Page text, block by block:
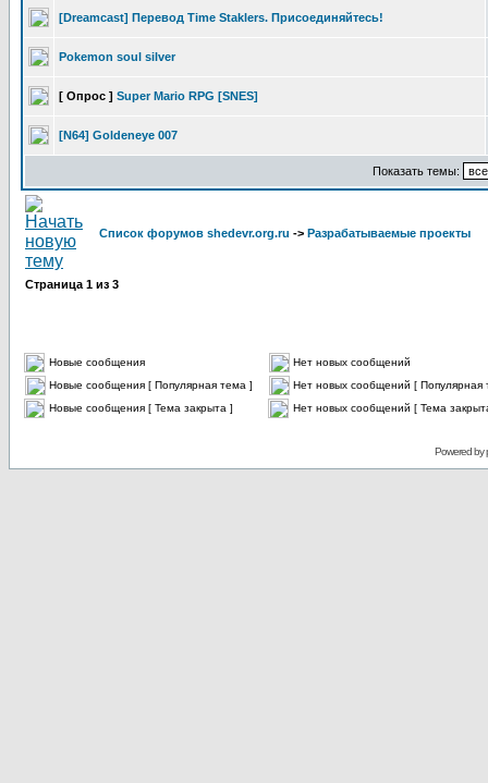
[Dreamcast] Перевод Time Staklers. Присоединяйтесь!
Pokemon soul silver
[ Опрос ] Super Mario RPG [SNES]
[N64] Goldeneye 007
Показать темы:
Список форумов shedevr.org.ru -> Разрабатываемые проекты
Страница 1 из 3
Новые сообщения
Нет новых сообщений
Новые сообщения [ Популярная тема ]
Нет новых сообщений [ Популярная
Новые сообщения [ Тема закрыта ]
Нет новых сообщений [ Тема
Powered by